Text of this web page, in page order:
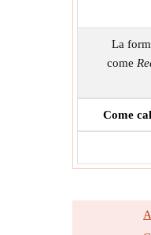
La
come
Come